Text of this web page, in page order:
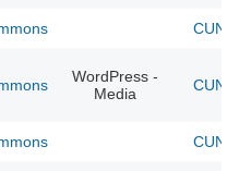
WordPress -
Media